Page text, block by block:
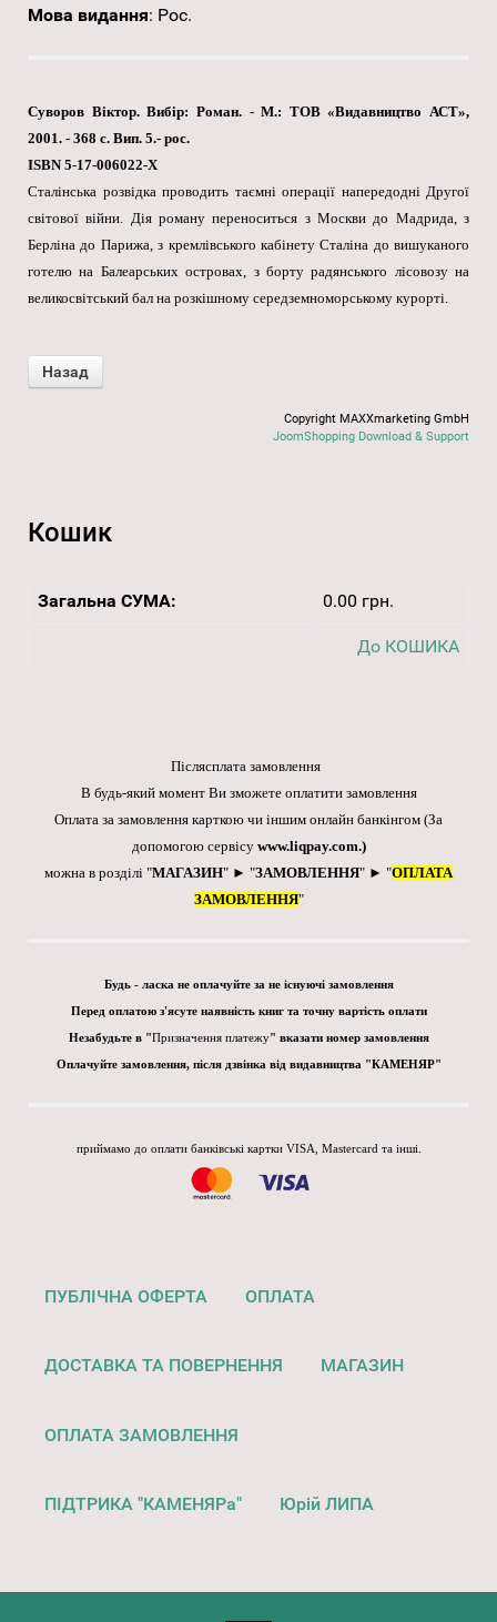
Мова видання: Рос.
Суворов Віктор. Вибір: Роман. - М.: ТОВ «Видавництво АСТ»,
2001. - 368 с. Вип. 5.- рос.
ISBN 5-17-006022-Х
Сталінська розвідка проводить таємні операції напередодні Другої
світової війни. Дія роману переноситься з Москви до Мадрида, з
Берліна до Парижа, з кремлівського кабінету Сталіна до вишуканого
готелю на Балеарських островах, з борту радянського лісовозу на
великосвітський бал на розкішному середземноморському курорті.
Copyright MAXXmarketing GmbH
JoomShopping Download & Support
Кошик
Загальна СУМА: 0.00 грн.
До КОШИКА
Післясплата замовлення
В будь-який момент Ви зможете оплатити замовлення
Оплата за замовлення карткою чи іншим онлайн банкінгом (За
допомогою сервісу www.liqpay.com.)
можна в розділі "МАГАЗИН" ► "ЗАМОВЛЕННЯ" ► "ОПЛАТА
ЗАМОВЛЕННЯ"
Будь - ласка не оплачуйте за не існуючі замовлення
Перед оплатою з'ясуте наявність книг та точну вартість оплати
Незабудьте в "Призначення платежу" вказати номер замовлення
Оплачуйте замовлення, після дзвінка від видавництва "КАМЕНЯР"
приймамо до оплати банківські картки VISA, Mastercard та інші.
ПУБЛІЧНА ОФЕРТА ОПЛАТА
ДОСТАВКА ТА ПОВЕРНЕННЯ МАГАЗИН
ОПЛАТА ЗАМОВЛЕННЯ
ПІДТРИКА "КАМЕНЯРа" Юрій ЛИПА